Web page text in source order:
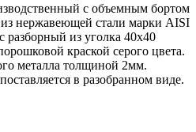
с объемным бортом
нержавеющей стали марки AISI
из уголка 40х40
краской серого цвета.
металла толщиной 2мм.
в разобранном виде.